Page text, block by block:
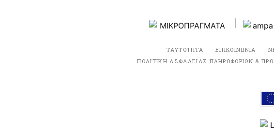
ΤΑΥΤΟΤΗΤΑ ΕΠΙΚΟΙΝΩΝΙΑ
ΠΟΛΙΤΙΚΗ ΑΣΦΑΛΕΙΑΣ ΠΛΗΡΟΦΟΡΙΩΝ &